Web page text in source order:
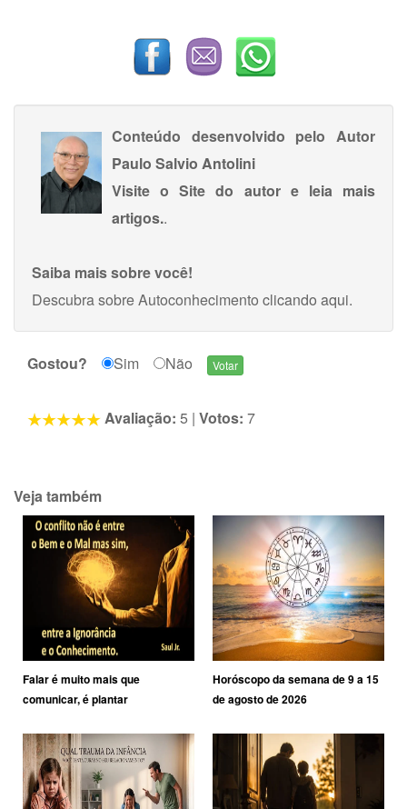
Conteúdo desenvolvido pelo Autor
Paulo Salvio Antolini
Visite o Site do autor e leia mais
artigos..
Saiba mais sobre você!
Descubra sobre Autoconhecimento clicando aqui.
Gostou? Sim Não
Avaliação: 5 | Votos: 7
Veja também
Falar é muito mais que
comunicar, é plantar
Horóscopo da semana de 9 a 15
de agosto de 2026